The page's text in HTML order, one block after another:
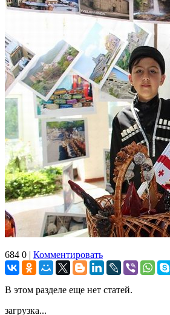
684 0 | Комментировать
В этом разделе еще нет статей.
загрузка...